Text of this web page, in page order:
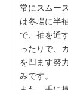
常にスムー
は冬場に半
で、袖を通
ったりで、
を凹ます努
みです。